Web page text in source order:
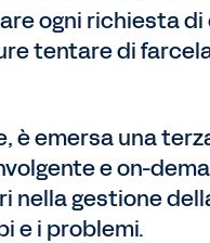
ogni richiesta
tentare di
è emersa una
e on-
gestione
e i problemi.